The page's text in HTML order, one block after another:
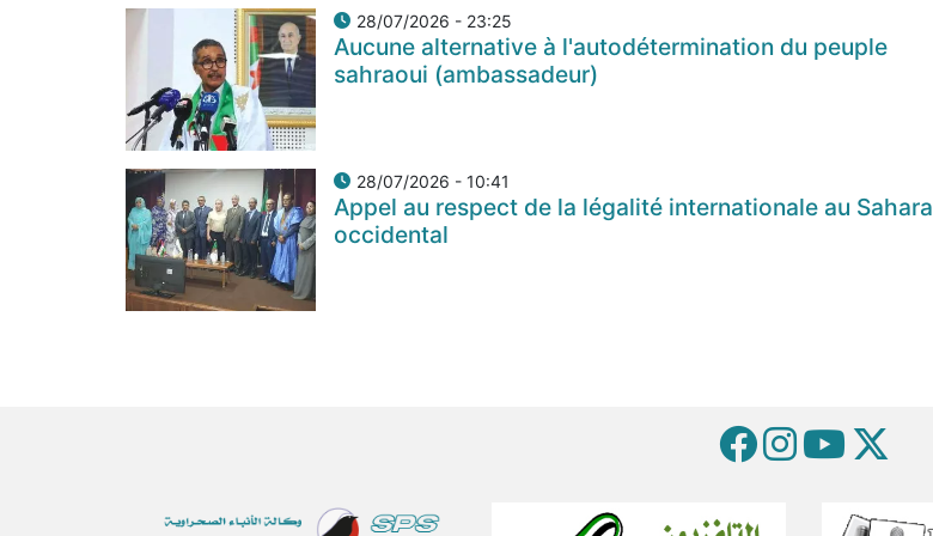
28/07/2026 - 23:25
Aucune alternative à l'autodétermination du peuple
sahraoui (ambassadeur)
28/07/2026 - 10:41
Appel au respect de la légalité internationale au Sahara
occidental